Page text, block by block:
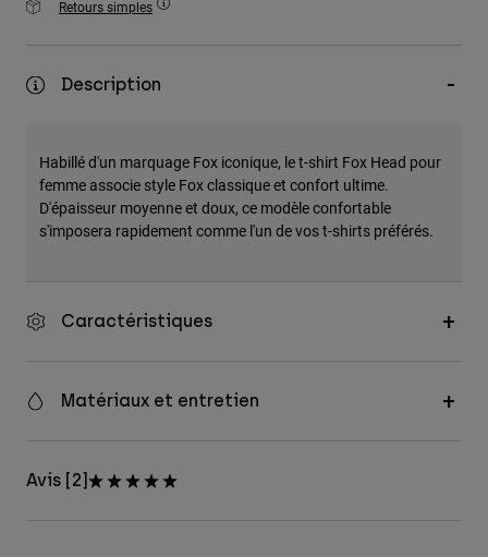
Accessoires
Sacs et sacs à dos
Voir tout
Retours simples
Description
Habillé d'un marquage Fox iconique, le t-shirt Fox Head pour
femme associe style Fox classique et confort ultime.
D'épaisseur moyenne et doux, ce modèle confortable
s'imposera rapidement comme l'un de vos t-shirts préférés.
Caractéristiques
Matériaux et entretien
Avis [2]